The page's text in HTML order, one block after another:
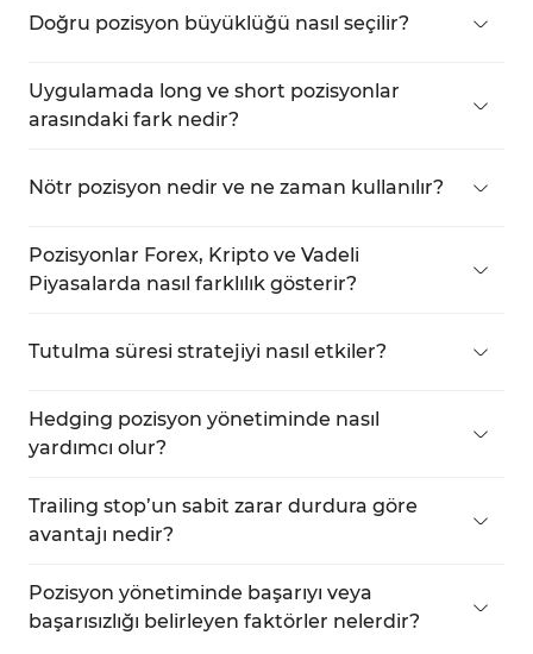
açık bir yükseliş ya da düşüş sinyali verdiğinde
long ya da short pozisyona girilmelidir.
Doğru pozisyon büyüklüğü nasıl seçilir?
durdur mesafesi dikkate alınarak belirlenmelidir.
Uygulamada long ve short pozisyonlar
arasındaki fark nedir?
yapılır. Short pozisyonda ise, fiyatın düşmesi
beklenerek satış yapılır.
Nötr pozisyon nedir ve ne zaman kullanılır?
Genellikle hedging veya arbitraj stratejileriyle
birlikte riski azaltmak için kullanılır.
Pozisyonlar Forex, Kripto ve Vadeli
Piyasalarda nasıl farklılık gösterir?
bakımından farklılık gösterir. Kripto piyasaları,
genellikle hisse senetlerine göre daha yüksek
Tutulma süresi stratejiyi nasıl etkiler?
gerektirir çünkü oynaklığa duyarlılık daha
yüksektir.
Hedging pozisyon yönetiminde nasıl
yardımcı olur?
veya ekonomik haberlere karşı koruma sağlar.
Trailing stop’un sabit zarar durdura göre
avantajı nedir?
müdahale olmadan kilitlemeye imkân tanır.
Pozisyon yönetiminde başarıyı veya
başarısızlığı belirleyen faktörler nelerdir?